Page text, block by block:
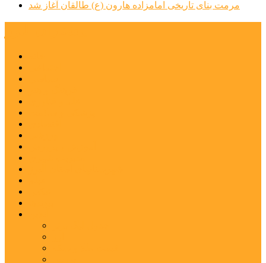
مرمت بنای تاریخی امامزاده هارون (ع) طالقان آغاز شد